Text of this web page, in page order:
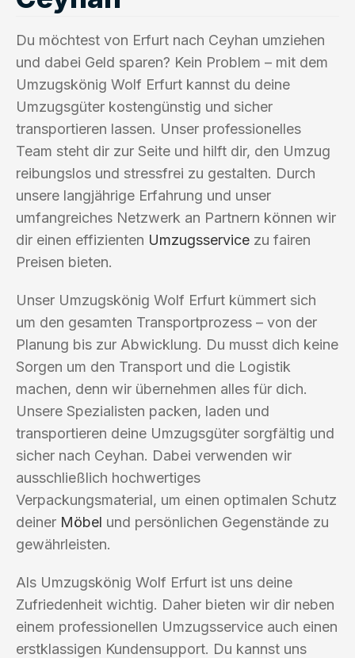
Du möchtest von Erfurt nach Ceyhan umziehen
und dabei Geld sparen? Kein Problem – mit dem
Umzugskönig Wolf Erfurt kannst du deine
Umzugsgüter kostengünstig und sicher
transportieren lassen. Unser professionelles
Team steht dir zur Seite und hilft dir, den Umzug
reibungslos und stressfrei zu gestalten. Durch
unsere langjährige Erfahrung und unser
umfangreiches Netzwerk an Partnern können wir
dir einen effizienten Umzugsservice zu fairen
Preisen bieten.
Unser Umzugskönig Wolf Erfurt kümmert sich
um den gesamten Transportprozess – von der
Planung bis zur Abwicklung. Du musst dich keine
Sorgen um den Transport und die Logistik
machen, denn wir übernehmen alles für dich.
Unsere Spezialisten packen, laden und
transportieren deine Umzugsgüter sorgfältig und
sicher nach Ceyhan. Dabei verwenden wir
ausschließlich hochwertiges
Verpackungsmaterial, um einen optimalen Schutz
deiner Möbel und persönlichen Gegenstände zu
gewährleisten.
Als Umzugskönig Wolf Erfurt ist uns deine
Zufriedenheit wichtig. Daher bieten wir dir neben
einem professionellen Umzugsservice auch einen
erstklassigen Kundensupport. Du kannst uns